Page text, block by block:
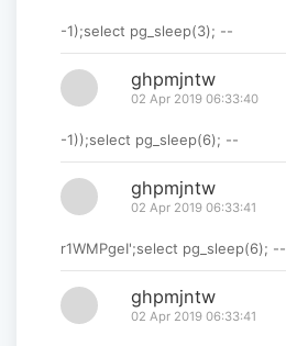
-1);select pg_sleep(3); --
ghpmjntw
02 Apr 2019 06:33:40
-1));select pg_sleep(6); --
ghpmjntw
02 Apr 2019 06:33:41
r1WMPgeI';select pg_sleep(6); --
ghpmjntw
02 Apr 2019 06:33:41